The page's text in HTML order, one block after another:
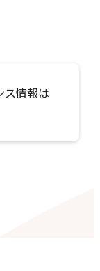
ス情報は